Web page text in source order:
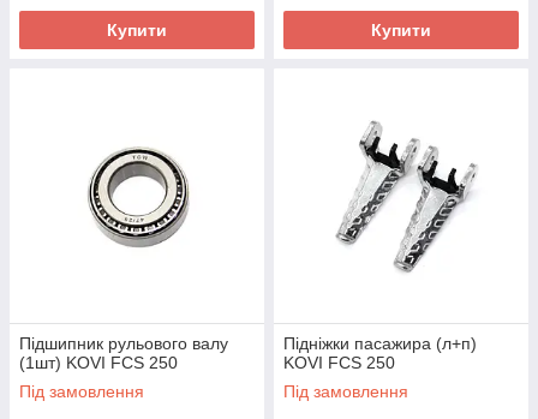
Купити Купити
Підшипник рульового валу
(1шт) KOVI FCS 250
Під замовлення
Підніжки пасажира (л+п)
KOVI FCS 250
Під замовлення